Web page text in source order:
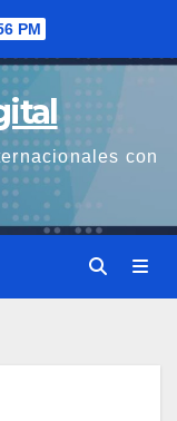
PM
con